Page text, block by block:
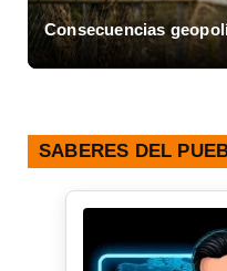
de la Guerra de Corea
SABERES DEL